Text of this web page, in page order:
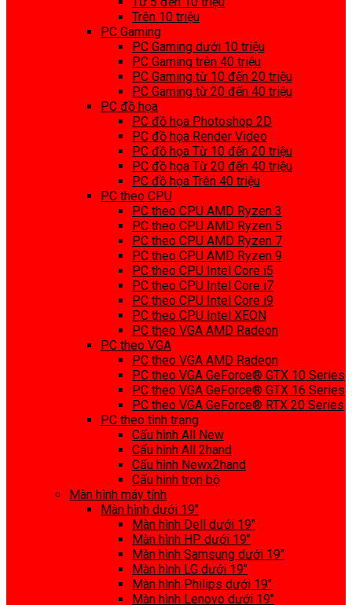
Trên 10 triệu
PC Gaming
PC Gaming dưới 10 triệu
PC Gaming trên 40 triệu
PC Gaming từ 10 đến 20 triệu
PC Gaming từ 20 đến 40 triệu
PC đồ họa
PC đồ họa Photoshop 2D
PC đồ họa Render Video
PC đồ họa Từ 10 đến 20 triệu
PC đồ họa Từ 20 đến 40 triệu
PC đồ họa Trên 40 triệu
PC theo CPU
PC theo CPU AMD Ryzen 3
PC theo CPU AMD Ryzen 5
PC theo CPU AMD Ryzen 7
PC theo CPU AMD Ryzen 9
PC theo CPU Intel Core i5
PC theo CPU Intel Core i7
PC theo CPU Intel Core i9
PC theo CPU Intel XEON
PC theo VGA AMD Radeon
PC theo VGA
PC theo VGA AMD Radeon
PC theo VGA GeForce® GTX 10 Series
PC theo VGA GeForce® GTX 16 Series
PC theo VGA GeForce® RTX 20 Series
PC theo tình trạng
Cấu hình All New
Cấu hình All 2hand
Cấu hình Newx2hand
Cấu hình trọn bộ
Màn hình máy tính
Màn hình dưới 19″
Màn hình Dell dưới 19″
Màn hình HP dưới 19″
Màn hình Samsung dưới 19″
Màn hình LG dưới 19″
Màn hình Philips dưới 19″
Màn hình Lenovo dưới 19″